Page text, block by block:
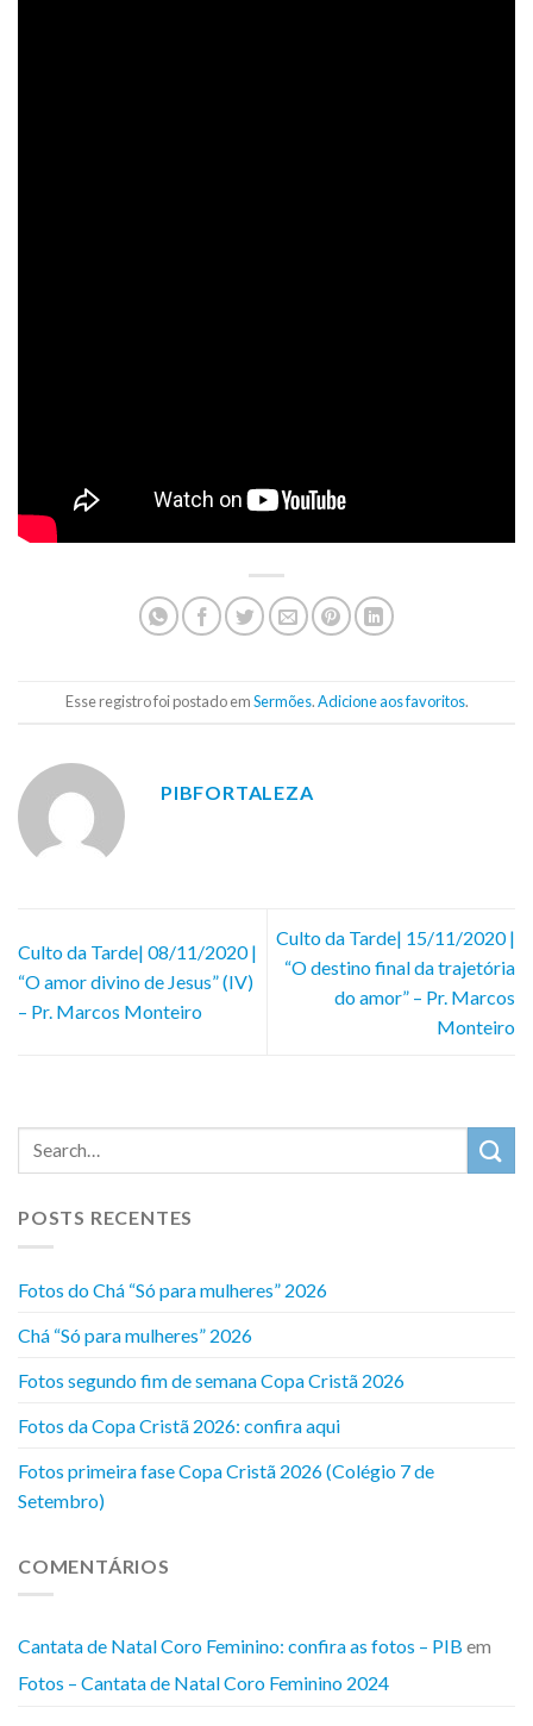
Esse registro foi postado emSermões.Adicione aos favoritos.
PIBFORTALEZA
Culto da Tarde| 08/11/2020 |
“O amor divino de Jesus” (IV)
– Pr. Marcos Monteiro
Culto da Tarde| 15/11/2020 |
“O destino final da trajetória
do amor” – Pr. Marcos
Monteiro
POSTS RECENTES
Fotos do Chá “Só para mulheres” 2026
Chá “Só para mulheres” 2026
Fotos segundo fim de semana Copa Cristã 2026
Fotos da Copa Cristã 2026: confira aqui
Fotos primeira fase Copa Cristã 2026 (Colégio 7 de
Setembro)
COMENTÁRIOS
Cantata de Natal Coro Feminino: confira as fotos – PIB em
Fotos – Cantata de Natal Coro Feminino 2024